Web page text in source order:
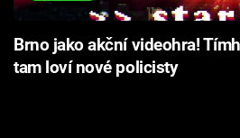
Sledujte nás
Brno jako akční videohra!
tam loví nové policisty